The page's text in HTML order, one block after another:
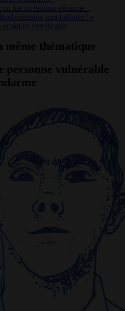
tue un homme désarmé...
sont bafoués ! »
en vert de gris
même thématique
personne vulnérable